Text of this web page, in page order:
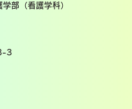
部（看護学科）
3